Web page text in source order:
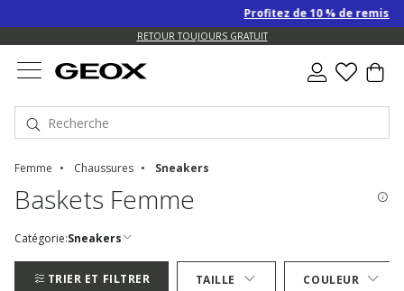
Profitez de 10 % de remise
RETOUR TOUJOURS GRATUIT
Femme Chaussures Sneakers
Baskets Femme
Catégorie:Sneakers
TRIER ET FILTRER TAILLE
COULEUR